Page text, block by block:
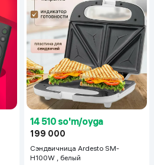
14 510 so'm/oyga
199 000
Сэндвичница Ardesto SM-
H100W , белый